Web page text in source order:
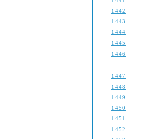
1442
1443
1444
1445
1446
1447
1448
1449
1450
1451
1452